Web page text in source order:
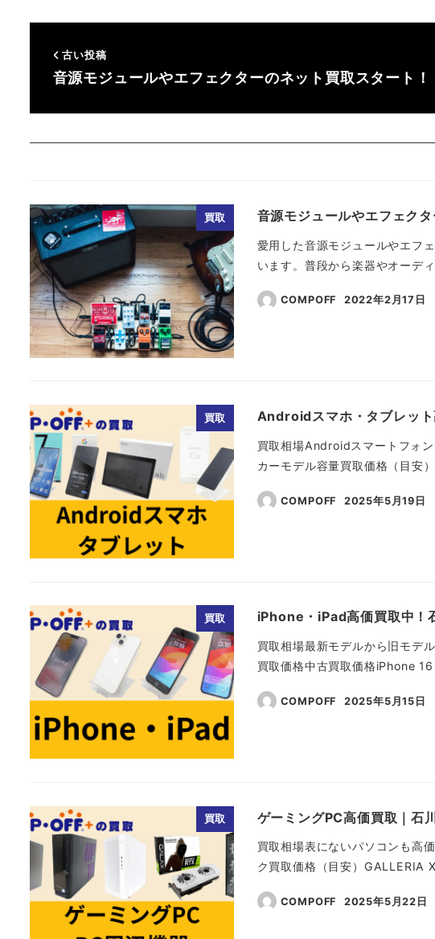
古い投稿
音源モジュールやエフェクターのネット買取スタート！
買取 音源モジュールやエフェク
愛用した音源モジュールやエフ
います。普段から楽器やオーデ
COMPOFF
投稿日
2022年2月17日
買取 Androidスマホ・タブレット
買取相場Androidスマートフォ
カーモデル容量買取価格（目
COMPOFF
投稿日
2025年5月19日
買取 iPhone・iPad高価買取中！
買取相場最新モデルから旧モデ
買取価格中古買取価格iPhone
COMPOFF
投稿日
2025年5月15日
買取 ゲーミングPC高価買取｜石
買取相場表にないパソコンも高
ク買取価格（目安）GALLERIA
COMPOFF
投稿日
2025年5月22日